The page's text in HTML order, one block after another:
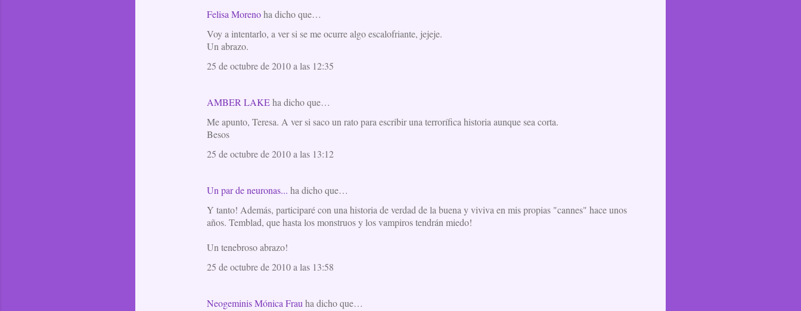
Felisa Morenoha dicho que…
Voy a intentarlo, a ver si se me ocurre algo escalofriante, jejeje.
Un abrazo.
25 de octubre de 2010 a las 12:35
AMBER LAKEha dicho que…
Me apunto, Teresa. A ver si saco un rato para escribir una terrorífica historia aunque sea corta.
Besos
25 de octubre de 2010 a las 13:12
Un par de neuronas... ha dicho que…
Y tanto! Además, participaré con una historia de verdad de la buena y viviva en mis propias "cannes" hace unos
años. Temblad, que hasta los monstruos y los vampiros tendrán miedo!
Un tenebroso abrazo!
25 de octubre de 2010 a las 13:58
Neogeminis Mónica Frau ha dicho que…